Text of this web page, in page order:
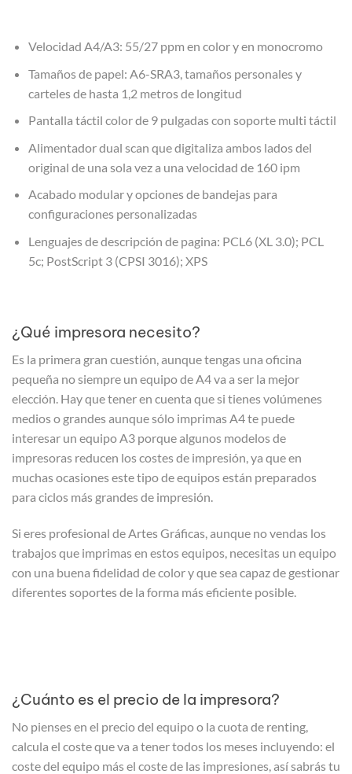
Velocidad A4/A3: 55/27 ppm en color y en monocromo
Tamaños de papel: A6-SRA3, tamaños personales y
carteles de hasta 1,2 metros de longitud
Pantalla táctil color de 9 pulgadas con soporte multi táctil
Alimentador dual scan que digitaliza ambos lados del
original de una sola vez a una velocidad de 160 ipm
Acabado modular y opciones de bandejas para
configuraciones personalizadas
Lenguajes de descripción de pagina: PCL6 (XL 3.0); PCL
5c; PostScript 3 (CPSI 3016); XPS
¿Qué impresora necesito?
Es la primera gran cuestión, aunque tengas una oficina
pequeña no siempre un equipo de A4 va a ser la mejor
elección. Hay que tener en cuenta que si tienes volúmenes
medios o grandes aunque sólo imprimas A4 te puede
interesar un equipo A3 porque algunos modelos de
impresoras reducen los costes de impresión, ya que en
muchas ocasiones este tipo de equipos están preparados
para ciclos más grandes de impresión.
Si eres profesional de Artes Gráficas, aunque no vendas los
trabajos que imprimas en estos equipos, necesitas un equipo
con una buena fidelidad de color y que sea capaz de gestionar
diferentes soportes de la forma más eficiente posible.
¿Cuánto es el precio de la impresora?
No pienses en el precio del equipo o la cuota de renting,
calcula el coste que va a tener todos los meses incluyendo: el
coste del equipo más el coste de las impresiones, así sabrás tu